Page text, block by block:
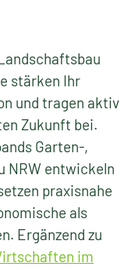
stärken Ihr
und tragen aktiv
Zukunft bei.
Garten-,
NRW entwickeln
praxisnahe
als
Ergänzend zu
im